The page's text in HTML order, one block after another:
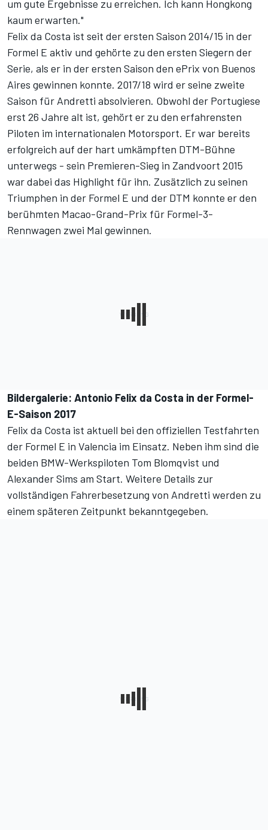
um gute Ergebnisse zu erreichen. Ich kann Hongkong
kaum erwarten."
Felix da Costa ist seit der ersten Saison 2014/15 in der
Formel E aktiv und gehörte zu den ersten Siegern der
Serie, als er in der ersten Saison den ePrix von Buenos
Aires gewinnen konnte. 2017/18 wird er seine zweite
Saison für Andretti absolvieren. Obwohl der Portugiese
erst 26 Jahre alt ist, gehört er zu den erfahrensten
Piloten im internationalen Motorsport. Er war bereits
erfolgreich auf der hart umkämpften DTM-Bühne
unterwegs - sein Premieren-Sieg in Zandvoort 2015
war dabei das Highlight für ihn. Zusätzlich zu seinen
Triumphen in der Formel E und der DTM konnte er den
berühmten Macao-Grand-Prix für Formel-3-
Rennwagen zwei Mal gewinnen.
Bildergalerie: Antonio Felix da Costa in der Formel-
E-Saison 2017
Felix da Costa ist aktuell bei den offiziellen Testfahrten
der Formel E in Valencia im Einsatz. Neben ihm sind die
beiden BMW-Werkspiloten Tom Blomqvist und
Alexander Sims am Start. Weitere Details zur
vollständigen Fahrerbesetzung von Andretti werden zu
einem späteren Zeitpunkt bekanntgegeben.